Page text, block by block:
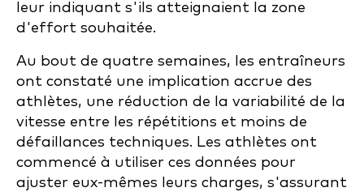
leur indiquant s'ils atteignaient la zone
d'effort souhaitée.
Au bout de quatre semaines, les entraîneurs
ont constaté une implication accrue des
athlètes, une réduction de la variabilité de la
vitesse entre les répétitions et moins de
défaillances techniques. Les athlètes ont
commencé à utiliser ces données pour
ajuster eux-mêmes leurs charges, s'assurant